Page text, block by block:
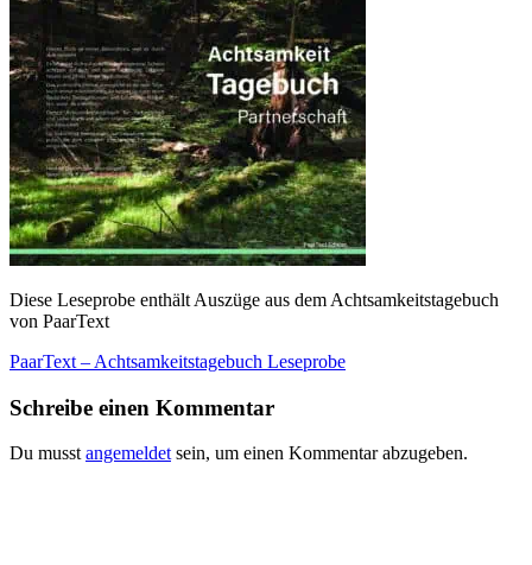
Diese Leseprobe enthält Auszüge aus dem Achtsamkeitstagebuch
von PaarText
Beitragsnavigation
PaarText – Achtsamkeitstagebuch Leseprobe
Schreibe einen Kommentar
Du musstangemeldetsein, um einen Kommentar abzugeben.